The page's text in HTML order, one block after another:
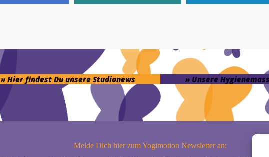
» Hier findest Du unsere Studionews » Unsere
Melde Dich hier zum Yogimotion Newsletter an: